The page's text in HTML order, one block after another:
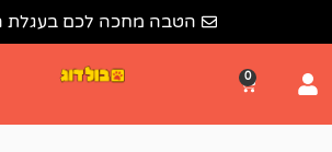
הטבה מחכה לכם בעגלת הקניות